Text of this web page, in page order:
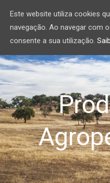
Este website utiliza cookies
navegação. Ao navegar com
consente a sua utilização.